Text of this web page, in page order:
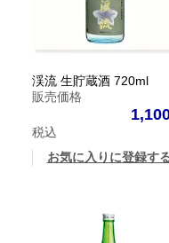
渓流 生貯蔵酒 720ml
販売価格
税込
お気に入りに登録す